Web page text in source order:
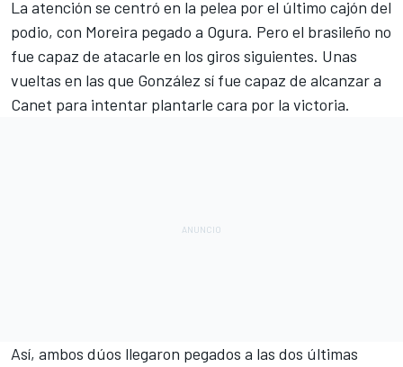
La atención se centró en la pelea por el último cajón del
podio, con Moreira pegado a Ogura. Pero el brasileño no
fue capaz de atacarle en los giros siguientes. Unas
vueltas en las que González sí fue capaz de alcanzar a
Canet para intentar plantarle cara por la victoria.
Así, ambos dúos llegaron pegados a las dos últimas